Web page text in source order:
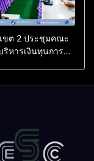
ขต 2 ประชุมคณะ
ริหารเงินทุนการ